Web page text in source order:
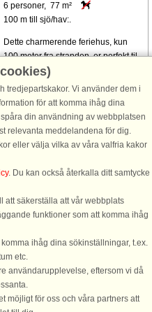
6 personer, 77 m²
100 m till sjö/hav:.
Dette charmerende feriehus, kun
100 meter fra stranden, er perfekt til
en afslappende ferie for op til 6
gæster. Med tre hyggelige
soveværelser byder huset på god
plads til familier eller små grupper. ...
från 17.072 SEK
- 1114 København K - Danmark
70 - Bank: Danske Bank/Stockholm
- CVR: 67324013
tredjepartskakor. Vi använder dem i
för att komma ihåg dina
din användning av webbplatsen
relevanta meddelandena för dig.
eller välja vilka av våra valfria kakor
. Du kan också återkalla ditt samtycke
att säkerställa att vår webbplats
funktioner som att komma ihåg
ihåg dina sökinställningar, t.ex.
etc.
användarupplevelse, eftersom vi då
möjligt för oss och våra partners att